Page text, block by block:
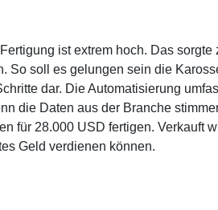
ist extrem hoch. Das
So soll es gelungen sein die
dar. Die Automatisierung
die Daten aus der Branche
für 28.000 USD fertigen. Verkauft
Geld verdienen können.